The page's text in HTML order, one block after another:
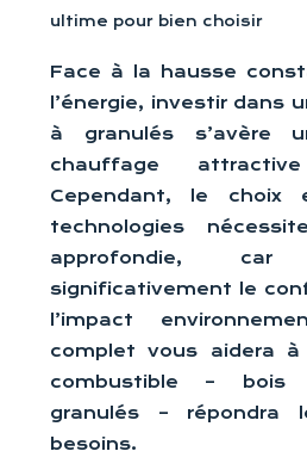
ultime pour bien choisir
Face à la hausse
l’énergie, investir dans
à granulés s’avère
chauffage
Cependant, le choix
technologies
approfondie,
significativement le
l’impact
complet vous aidera à
combustible – bois
granulés – répondra
besoins.